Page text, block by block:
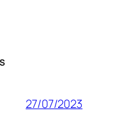
27/07/2023